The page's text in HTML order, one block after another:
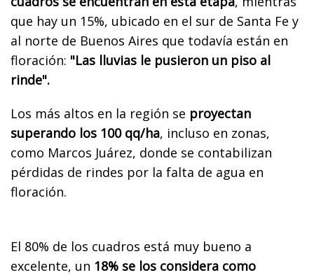
que hay un 15%, ubicado en el sur de Santa Fe y
al norte de Buenos Aires que todavía están en
floración: "Las lluvias le pusieron un piso al
rinde".
Los más altos en la región se proyectan
superando los 100 qq/ha, incluso en zonas,
como Marcos Juárez, donde se contabilizan
pérdidas de rindes por la falta de agua en
floración.
El 80% de los cuadros está muy bueno a
excelente, un 18% se los considera como